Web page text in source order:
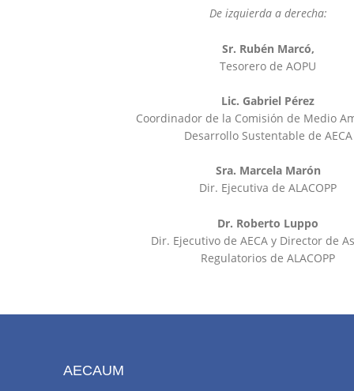
De izquierda a derecha:
Sr. Rubén Marcó,
Tesorero de AOPU
Lic. Gabriel Pérez
Coordinador de la Comisión de Medio
Desarrollo Sustentable de AECA
Sra. Marcela Marón
Dir. Ejecutiva de ALACOPP
Dr. Roberto Luppo
Dir. Ejecutivo de AECA y Director de
Regulatorios de ALACOPP
AECAUM